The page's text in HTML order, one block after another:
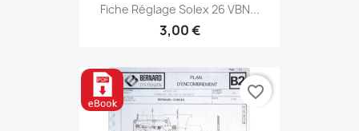
Fiche Réglage Solex 26 VBN...
3,00 €
favorite_border